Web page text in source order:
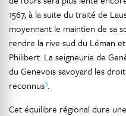
1567, à la suite du traité de
moyennant le maintien de sa
rendre la rive sud du Léman
Philibert. La seigneurie de
du Genevois savoyard les
reconnus3.
Cet équilibre régional dure